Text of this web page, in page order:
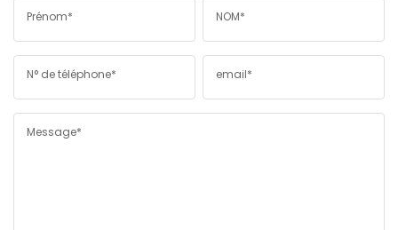
Prénom* NOM*
N° de téléphone* email*
Message*